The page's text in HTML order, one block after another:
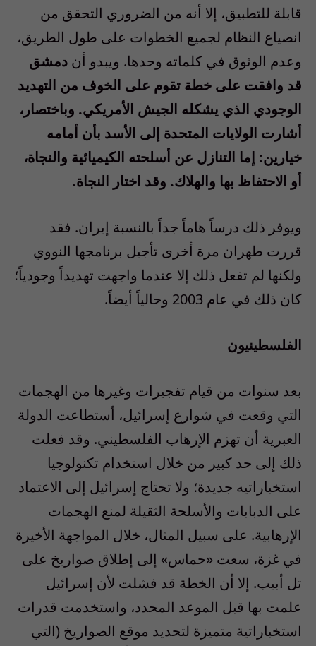
قابلة للتطبيق، إلا أنه من الضروري التحقق من
انصياع النظام لجميع الخطوات على طول الطريق،
وعدم الوثوق في كلماته وحدها. ويبدو أن دمشق
قد وافقت على خطة تقوم على الخوف من التهديد
الوجودي الذي يشكله الجيش الأمريكي. وباختصار،
أشارت الولايات المتحدة إلى الأسد بأن أمامه
خيارين: إما التنازل عن أسلحته الكيميائية والنجاة،
أو الاحتفاظ بها والهلاك. وقد اختار النجاة.
ويوفر ذلك درساً هاماً جداً بالنسبة إيران. فقد
قررت طهران مرة أخرى تأجيل برنامجها النووي
ولكنها لم تفعل ذلك إلا عندما واجهت تهديداً وجودياً؛
كان ذلك في عام 2003 وحالياً أيضاً.
الفلسطينيون
بعد سنوات من قيام تفجيرات وغيرها من الهجمات
التي وقعت في شوارع إسرائيل، أستطاعت الدولة
العبرية أن تهزم الإرهاب الفلسطيني. وقد فعلت
ذلك إلى حد كبير من خلال استخدام تكنولوجيا
استخباراتيه جديدة؛ ولا تحتاج إسرائيل إلى الاعتماد
على الدبابات والأسلحة الثقيلة لمنع الهجمات
الإرهابية. على سبيل المثال، خلال المواجهة الأخيرة
في غزة، سعت «حماس» إلى إطلاق صواريخ على
تل أبيب. إلا أن الخطة قد فشلت لأن إسرائيل
علمت بها قبل الموعد المحدد، واستخدمت قدرات
استخباراتية متميزة لتحديد موقع الصواريخ (التي